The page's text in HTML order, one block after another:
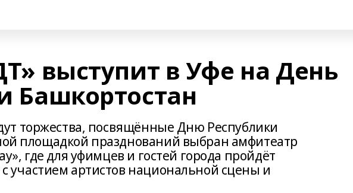
выступит в Уфе на День
Башкортостан
торжества, посвящённые Дню Республики
площадкой празднований выбран амфитеатр
где для уфимцев и гостей города пройдёт
участием артистов национальной сцены и